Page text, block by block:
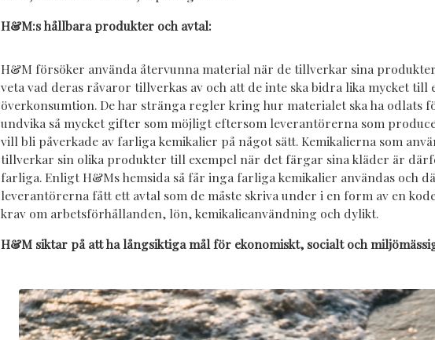
H&M:s hållbara produkter och avtal:
H&M försöker använda återvunna material när de tillverkar sina
veta vad deras råvaror tillverkas av och att de inte ska bidra lika mycket till
överkonsumtion. De har stränga regler kring hur materialet ska ha odlats
undvika så mycket gifter som möjligt eftersom leverantörerna som
vill bli påverkade av farliga kemikalier på något sätt. Kemikalierna som
tillverkar sin olika produkter till exempel när det färgar sina kläder är
farliga. Enligt H&Ms hemsida så får inga farliga kemikalier användas och
leverantörerna fått ett avtal som de måste skriva under i en form av en
krav om arbetsförhållanden, lön, kemikalieanvändning och dylikt.
H&M siktar på att ha långsiktiga mål för ekonomiskt, socialt och